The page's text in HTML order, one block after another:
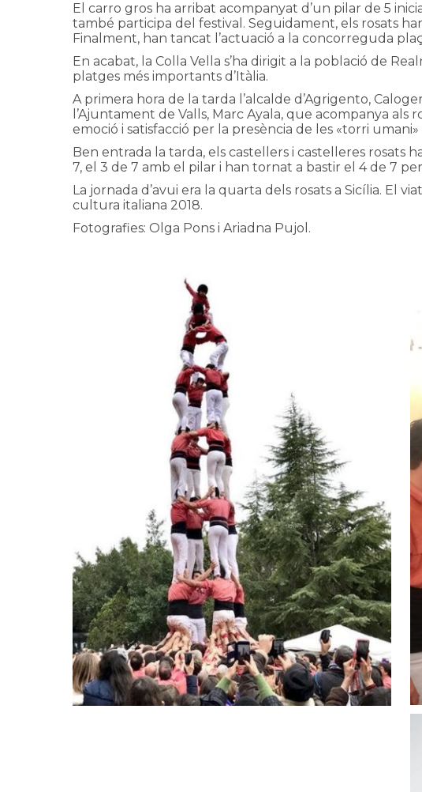
El carro gros ha arribat acompanyat d’un pilar de 5
també participa del festival. Seguidament, els rosats
Finalment, han tancat l’actuació a la concorreguda
En acabat, la Colla Vella s’ha dirigit a la població de
platges més importants d’Itàlia.
A primera hora de la tarda l’alcalde d’Agrigento,
l’Ajuntament de Valls, Marc Ayala, que acompanya als
emoció i satisfacció per la presència de les «torri umani»
Ben entrada la tarda, els castellers i castelleres rosats
7, el 3 de 7 amb el pilar i han tornat a bastir el 4 de 7
La jornada d’avui era la quarta dels rosats a Sicília. El
cultura italiana 2018.
Fotografies: Olga Pons i Ariadna Pujol.